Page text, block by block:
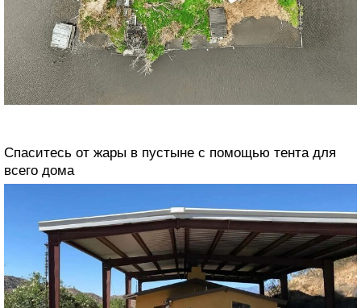
Спаситесь от жары в пустыне с помощью тента для
всего дома